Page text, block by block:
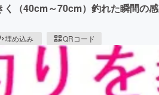
（40cm～70cm）釣れた瞬間の感
埋め込み QRコード